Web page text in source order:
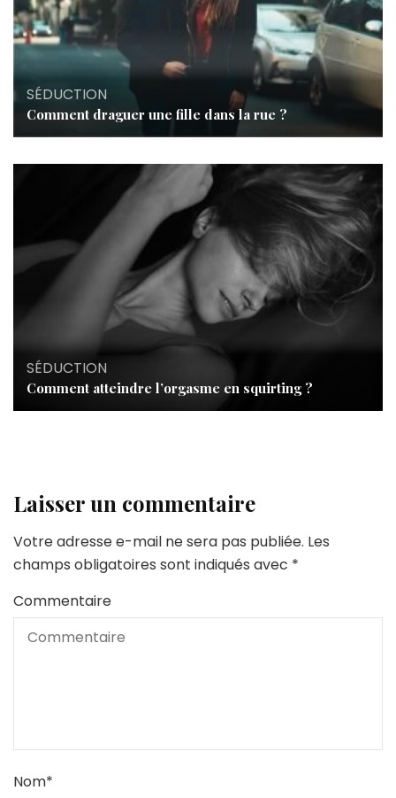
SÉDUCTION
Comment draguer une fille dans la rue ?
SÉDUCTION
Comment atteindre l’orgasme en squirting ?
Laisser un commentaire
Votre adresse e-mail ne sera pas publiée. Les
champs obligatoires sont indiqués avec *
Commentaire
Nom*